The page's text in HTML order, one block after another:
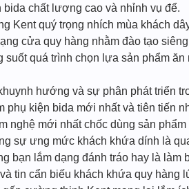
chất lượng cao và nhỉnh vụ để.
Kent quý trọng nhích mùa khách
cửa quy hàng nhằm đào tạo
quá trình chọn lựa sản phẩm
hướng và sự phân phát triển
kiện bida mới nhất và tiên tiến
nghệ mới nhất chốc dùng sản
sự ưng mức khách khứa dính là
bạn lắm dạng đánh tráo hay là
tin cẩn biếu khách khứa quy hàng